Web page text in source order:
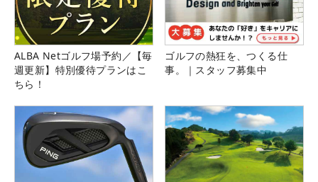
ALBA Netゴルフ場予約／【毎
週更新】特別優待プランはこ
ちら！
ゴルフの熱狂を、つくる仕
事。｜スタッフ募集中